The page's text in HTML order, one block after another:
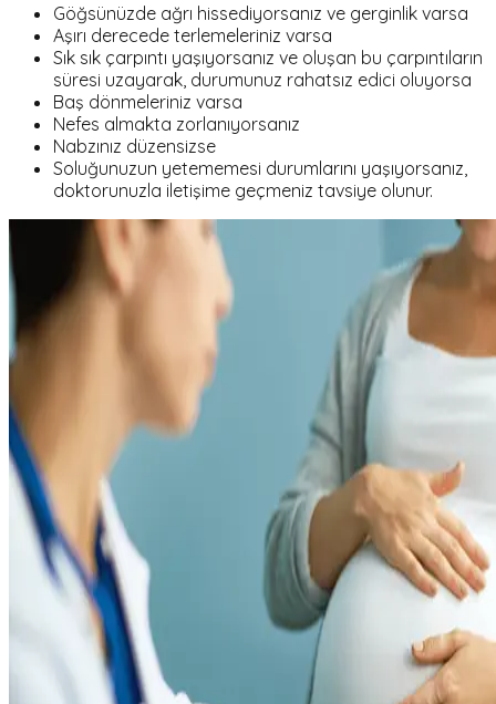
Göğsünüzde ağrı hissediyorsanız ve gerginlik varsa
Aşırı derecede terlemeleriniz varsa
Sık sık çarpıntı yaşıyorsanız ve oluşan bu çarpıntıların
süresi uzayarak, durumunuz rahatsız edici oluyorsa
Baş dönmeleriniz varsa
Nefes almakta zorlanıyorsanız
Nabzınız düzensizse
Soluğunuzun yetememesi durumlarını yaşıyorsanız,
doktorunuzla iletişime geçmeniz tavsiye olunur.